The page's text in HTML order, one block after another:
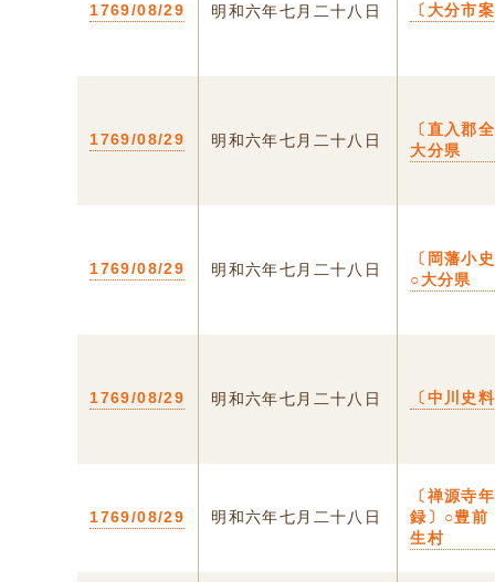
1769/08/29 明和六年七月二十八日 〔大分市
1769/08/29 明和六年七月二十八日
〔直入郡
大分県
1769/08/29 明和六年七月二十八日
〔岡藩小
○大分県
1769/08/29 明和六年七月二十八日 〔中川史
1769/08/29 明和六年七月二十八日
〔禅源寺
録〕○豊前
生村